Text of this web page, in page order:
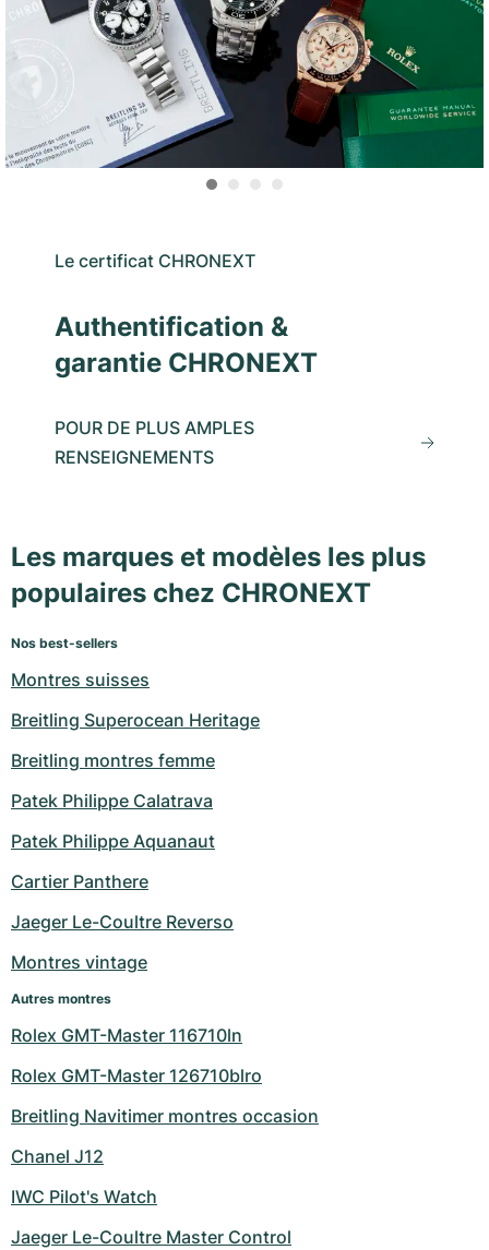
Le certificat CHRONEXT
Authentification &
garantie CHRONEXT
POUR DE PLUS AMPLES
RENSEIGNEMENTS
Les marques et modèles les plus
populaires chez CHRONEXT
Nos best-sellers
Montres suisses
Breitling Superocean Heritage
Breitling montres femme
Patek Philippe Calatrava
Patek Philippe Aquanaut
Cartier Panthere
Jaeger Le-Coultre Reverso
Montres vintage
Autres montres
Rolex GMT-Master 116710ln
Rolex GMT-Master 126710blro
Breitling Navitimer montres occasion
Chanel J12
IWC Pilot's Watch
Jaeger Le-Coultre Master Control